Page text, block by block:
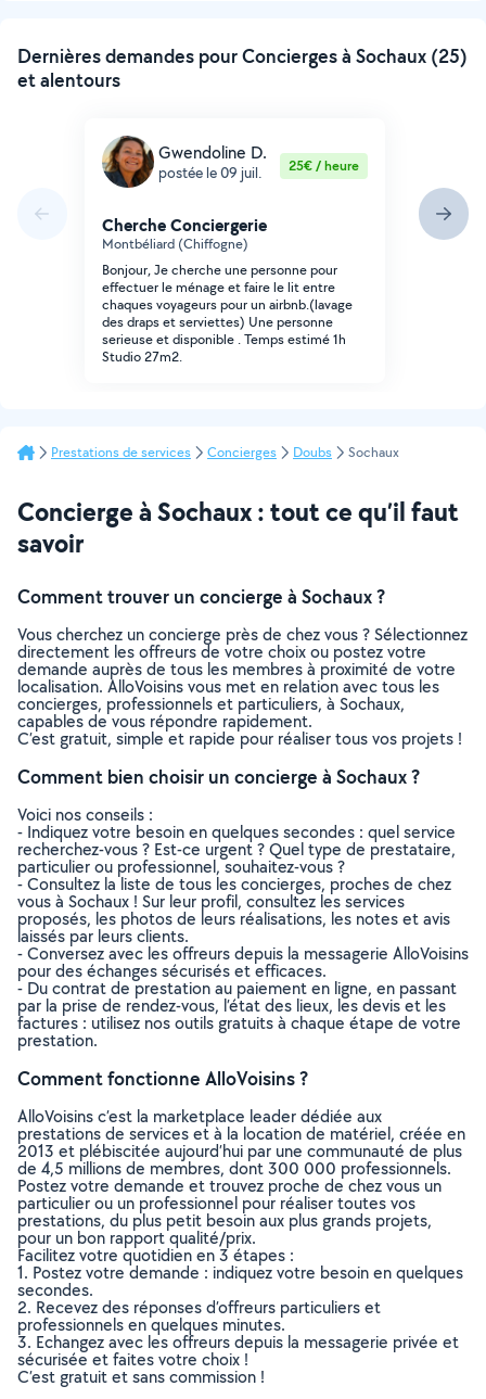
Dernières demandes pour Concierges à Sochaux (25)
et alentours
Gwendoline D.
postée le 09 juil. 25€ / heure
Cherche Conciergerie
Montbéliard (Chiffogne)
Bonjour, Je cherche une personne pour
effectuer le ménage et faire le lit entre
chaques voyageurs pour un airbnb.(lavage
des draps et serviettes) Une personne
serieuse et disponible . Temps estimé 1h
Studio 27m2.
Prestations de services Concierges Doubs Sochaux
Concierge à Sochaux : tout ce qu’il faut
savoir
Comment trouver un concierge à Sochaux ?
Vous cherchez un concierge près de chez vous ? Sélectionnez
directement les offreurs de votre choix ou postez votre
demande auprès de tous les membres à proximité de votre
localisation. AlloVoisins vous met en relation avec tous les
concierges, professionnels et particuliers, à Sochaux,
capables de vous répondre rapidement.
C’est gratuit, simple et rapide pour réaliser tous vos projets !
Comment bien choisir un concierge à Sochaux ?
Voici nos conseils :
- Indiquez votre besoin en quelques secondes : quel service
recherchez-vous ? Est-ce urgent ? Quel type de prestataire,
particulier ou professionnel, souhaitez-vous ?
- Consultez la liste de tous les concierges, proches de chez
vous à Sochaux ! Sur leur profil, consultez les services
proposés, les photos de leurs réalisations, les notes et avis
laissés par leurs clients.
- Conversez avec les offreurs depuis la messagerie AlloVoisins
pour des échanges sécurisés et efficaces.
- Du contrat de prestation au paiement en ligne, en passant
par la prise de rendez-vous, l’état des lieux, les devis et les
factures : utilisez nos outils gratuits à chaque étape de votre
prestation.
Comment fonctionne AlloVoisins ?
AlloVoisins c’est la marketplace leader dédiée aux
prestations de services et à la location de matériel, créée en
2013 et plébiscitée aujourd’hui par une communauté de plus
de 4,5 millions de membres, dont 300 000 professionnels.
Postez votre demande et trouvez proche de chez vous un
particulier ou un professionnel pour réaliser toutes vos
prestations, du plus petit besoin aux plus grands projets,
pour un bon rapport qualité/prix.
Facilitez votre quotidien en 3 étapes :
1. Postez votre demande : indiquez votre besoin en quelques
secondes.
2. Recevez des réponses d’offreurs particuliers et
professionnels en quelques minutes.
3. Echangez avec les offreurs depuis la messagerie privée et
sécurisée et faites votre choix !
C’est gratuit et sans commission !